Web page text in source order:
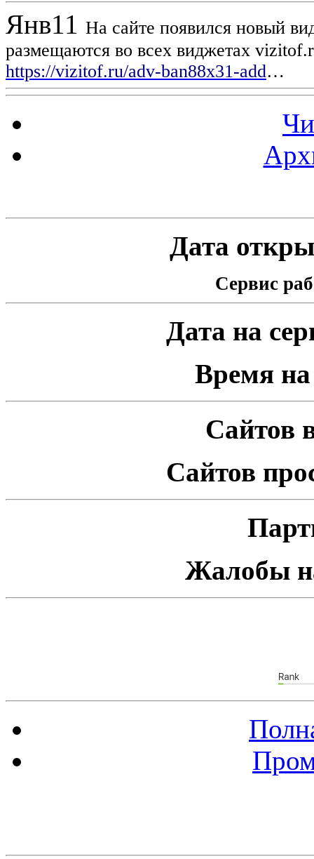
Янв11 На сайте появился новый
размещаются во всех виджетах
https://vizitof.ru/adv-ban88x31-add…
Дата
Сервис
Дата на
Время на
Сайтов
Сайтов
Жалобы